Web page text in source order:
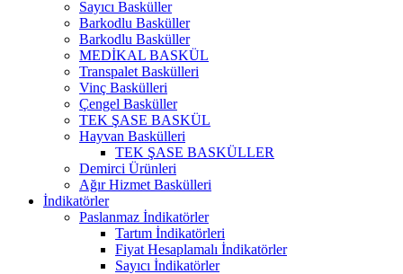
Sayıcı Basküller
Barkodlu Basküller
Barkodlu Basküller
MEDİKAL BASKÜL
Transpalet Baskülleri
Vinç Baskülleri
Çengel Basküller
TEK ŞASE BASKÜL
Hayvan Baskülleri
TEK ŞASE BASKÜLLER
Demirci Ürünleri
Ağır Hizmet Baskülleri
İndikatörler
Paslanmaz İndikatörler
Tartım İndikatörleri
Fiyat Hesaplamalı İndikatörler
Sayıcı İndikatörler